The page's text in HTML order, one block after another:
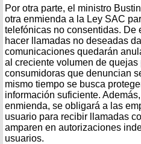
Por otra parte, el ministro
otra enmienda a la Ley SAC
telefónicas no consentidas. De
hacer llamadas no deseadas
comunicaciones quedarán
al creciente volumen de
consumidoras que denuncian
mismo tiempo se busca
información suficiente.
enmienda, se obligará a las
usuario para recibir llamadas
amparen en autorizaciones
usuarios.